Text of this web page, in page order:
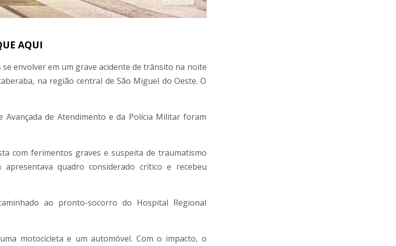
AQUI
envolver em um grave acidente de trânsito na noite
na região central de São Miguel do Oeste. O
de Atendimento e da Polícia Militar foram
com ferimentos graves e suspeita de traumatismo
quadro considerado crítico e recebeu
ao pronto-socorro do Hospital Regional
motocicleta e um automóvel. Com o impacto, o